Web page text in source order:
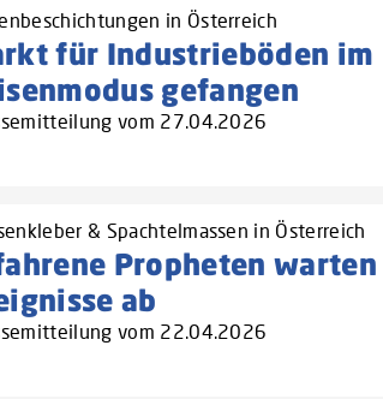
in Österreich
für Industrieböden im
gefangen
vom 27.04.2026
& Spachtelmassen in Österreich
Propheten
ab
vom 22.04.2026